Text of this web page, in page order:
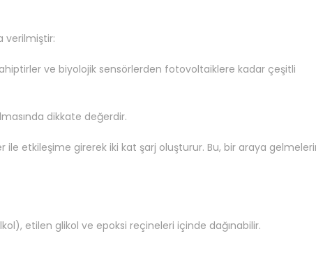
verilmiştir:
ve biyolojik sensörlerden fotovoltaiklere kadar çeşitli
dikkate değerdir.
ile etkileşime girerek iki kat şarj oluşturur. Bu, bir araya
etilen glikol ve epoksi reçineleri içinde dağınabilir.